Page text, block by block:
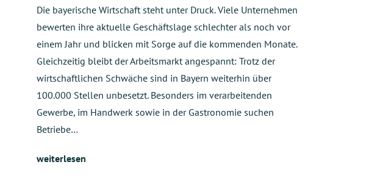
Die bayerische Wirtschaft steht unter Druck. Viele Unternehmen
bewerten ihre aktuelle Geschäftslage schlechter als noch vor
einem Jahr und blicken mit Sorge auf die kommenden Monate.
Gleichzeitig bleibt der Arbeitsmarkt angespannt: Trotz der
wirtschaftlichen Schwäche sind in Bayern weiterhin über
100.000 Stellen unbesetzt. Besonders im verarbeitenden
Gewerbe, im Handwerk sowie in der Gastronomie suchen
Betriebe…
weiterlesen